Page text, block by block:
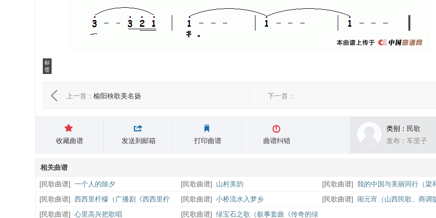
标
签
上一首： 榆阳秧歌美名扬 下一首：
收藏曲谱 发送到邮箱 打印曲谱 曲谱纠错
类别： 民歌
发布：车里子
相关曲谱
[民歌曲谱] 一个人的除夕 [民歌曲谱] 山村美韵 [民歌曲谱] 我的中国与美丽同行（梁
莫一军曲）
[民歌曲谱] 西西里柠檬（广播剧《西西里柠
檬》插曲）
[民歌曲谱] 小桥流水入梦乡 [民歌曲谱]
闹元宵（山西民歌、商调
[民歌曲谱] 心里高兴把歌唱 [民歌曲谱] 绿宝石之歌（叙事套曲《传奇的绿